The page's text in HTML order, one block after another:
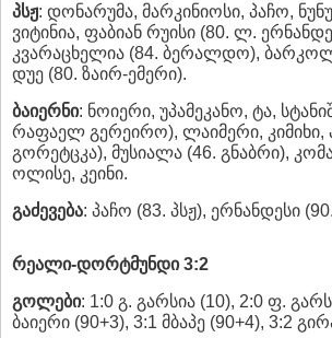
პსჟ: დონარუმა, მარკინიოსი, პაჩო, ნუნუ
ვიტინია, ფაბიან რუისი (80. ლ.
კვარაცხელია (84. ბერალდო),
დუე (80. ზაირ-ემერი).
ბაიერნი: ნოიერი, უპამეკანო, ტა,
რაფაელ გერეირო), ლაიმერი, კიმიხი,
გორეტცკა), მუსიალა (46. გნაბრი),
ოლისე, კეინი.
გაძევება: პაჩო (83. პსჟ), ერნანდესი
რეალი-დორტმუნდი 3:2
გოლები: 1:0 გ. გარსია (10), 2:0 ფ.
ბაიერი (90+3), 3:1 მბაპე (90+4), 3:2